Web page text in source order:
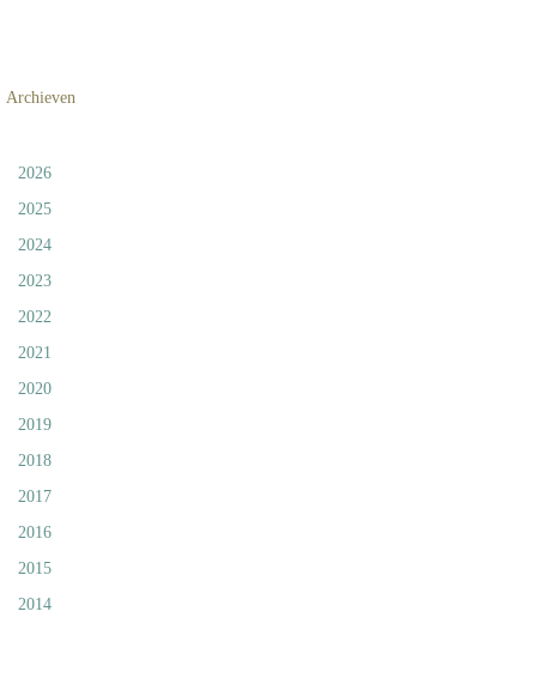
Archieven
2026
2025
2024
2023
2022
2021
2020
2019
2018
2017
2016
2015
2014